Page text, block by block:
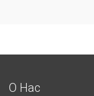
О Нас